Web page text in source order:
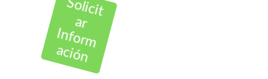
Solicit
ar
Inform
ación